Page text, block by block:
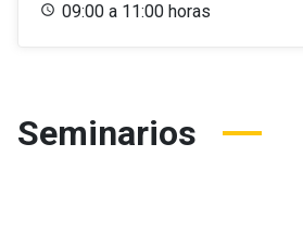
09:00 a 11:00 horas
Seminarios